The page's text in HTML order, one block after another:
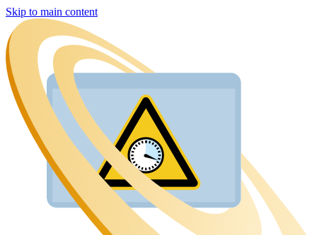
Skip to main content